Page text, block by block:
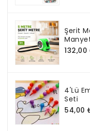
Şerit
132,00
4'lü
Seti
54,00